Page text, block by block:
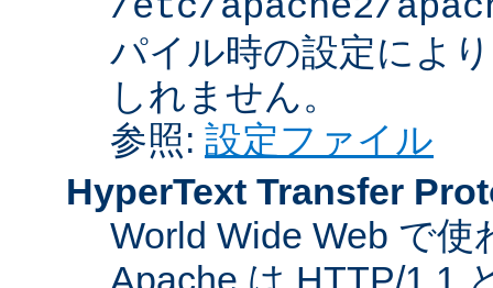
パイル時の設定によ
しれません。
参照: 設定ファイル
HyperText Transfer
World Wide Web で
Apache は HTTP/1.1